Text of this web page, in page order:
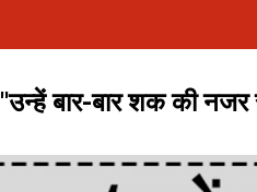
''उन्हें बार-बार शक की